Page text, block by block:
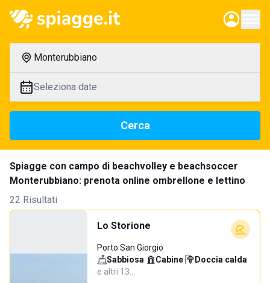
Monterubbiano
Seleziona date
Cerca
Spiagge con campo di beachvolley e beachsoccer
Monterubbiano: prenota online ombrellone e lettino
22 Risultati
Lo Storione
Porto San Giorgio
Sabbiosa· Cabine· Doccia calda·
e altri 13…